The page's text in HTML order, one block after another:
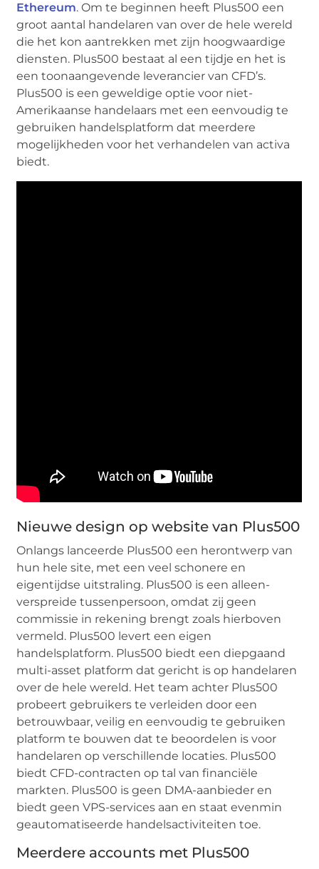
Ethereum. Om te beginnen heeft Plus500 een
groot aantal handelaren van over de hele wereld
die het kon aantrekken met zijn hoogwaardige
diensten. Plus500 bestaat al een tijdje en het is
een toonaangevende leverancier van CFD’s.
Plus500 is een geweldige optie voor niet-
Amerikaanse handelaars met een eenvoudig te
gebruiken handelsplatform dat meerdere
mogelijkheden voor het verhandelen van activa
biedt.
Nieuwe design op website van Plus500
Onlangs lanceerde Plus500 een herontwerp van
hun hele site, met een veel schonere en
eigentijdse uitstraling. Plus500 is een alleen-
verspreide tussenpersoon, omdat zij geen
commissie in rekening brengt zoals hierboven
vermeld. Plus500 levert een eigen
handelsplatform. Plus500 biedt een diepgaand
multi-asset platform dat gericht is op handelaren
over de hele wereld. Het team achter Plus500
probeert gebruikers te verleiden door een
betrouwbaar, veilig en eenvoudig te gebruiken
platform te bouwen dat te beoordelen is voor
handelaren op verschillende locaties. Plus500
biedt CFD-contracten op tal van financiële
markten. Plus500 is geen DMA-aanbieder en
biedt geen VPS-services aan en staat evenmin
geautomatiseerde handelsactiviteiten toe.
Meerdere accounts met Plus500